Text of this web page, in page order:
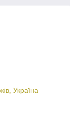
Україна